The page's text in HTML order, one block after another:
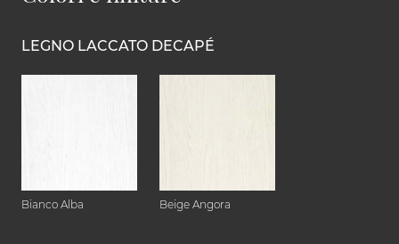
LEGNO LACCATO DECAPÉ
Bianco Alba Beige Angora